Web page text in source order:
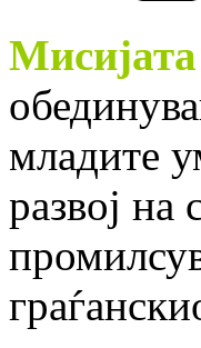
Мисијата
младите
развој на